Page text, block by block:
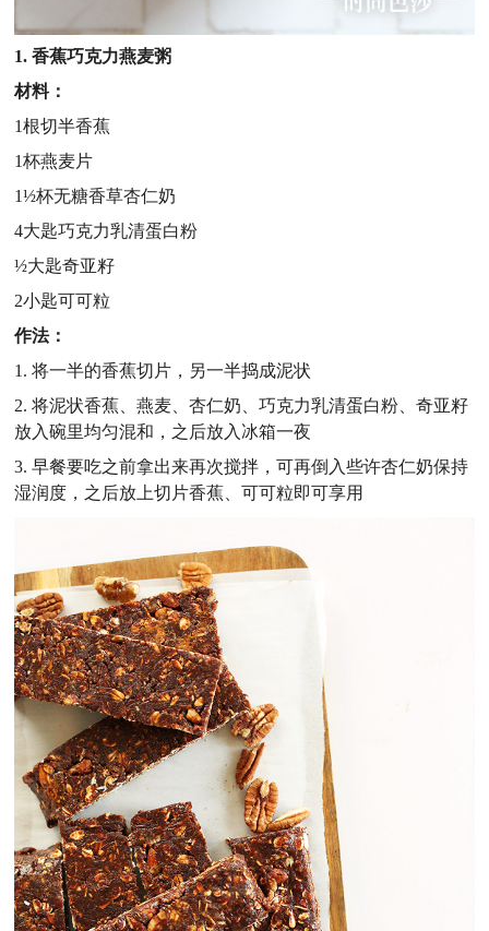
1. 香蕉巧克力燕麦粥
材料：
1根切半香蕉
1杯燕麦片
1½杯无糖香草杏仁奶
4大匙巧克力乳清蛋白粉
½大匙奇亚籽
2小匙可可粒
作法：
1. 将一半的香蕉切片，另一半捣成泥状
2. 将泥状香蕉、燕麦、杏仁奶、巧克力乳清蛋白粉、奇亚籽
放入碗里均匀混和，之后放入冰箱一夜
3. 早餐要吃之前拿出来再次搅拌，可再倒入些许杏仁奶保持
湿润度，之后放上切片香蕉、可可粒即可享用